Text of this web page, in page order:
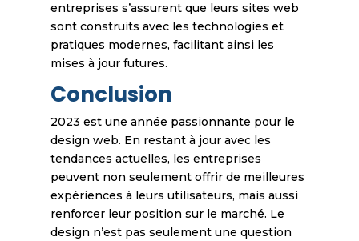
entreprises s’assurent que leurs sites web
sont construits avec les technologies et
pratiques modernes, facilitant ainsi les
mises à jour futures.
Conclusion
2023 est une année passionnante pour le
design web. En restant à jour avec les
tendances actuelles, les entreprises
peuvent non seulement offrir de meilleures
expériences à leurs utilisateurs, mais aussi
renforcer leur position sur le marché. Le
design n’est pas seulement une question